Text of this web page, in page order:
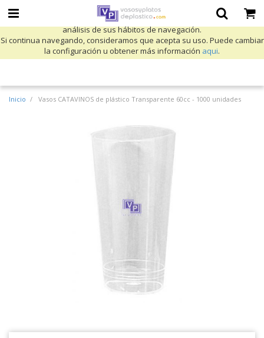
Utilizamos cookies propias y de terceros para mejorar nuestros servicios
y mostrarle publicidad relacionada con sus preferencias mediante el
análisis de sus hábitos de navegación.
Si continua navegando, consideramos que acepta su uso. Puede cambiar
la configuración u obtener más información aqui.
Inicio Vasos CATAVINOS de plástico Transparente 60cc - 1000 unidades